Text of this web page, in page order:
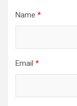
Name *
Email *